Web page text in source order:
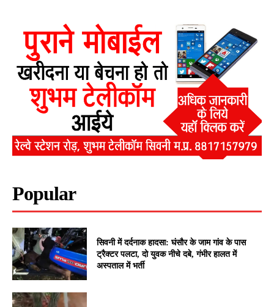
Popular
सिवनी में दर्दनाक हादसा: घंसौर के जाम गांव के पास
ट्रैक्टर पलटा, दो युवक नीचे दबे, गंभीर हालत में
अस्पताल में भर्ती